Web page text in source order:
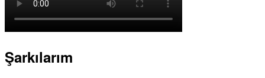
Şarkılarım